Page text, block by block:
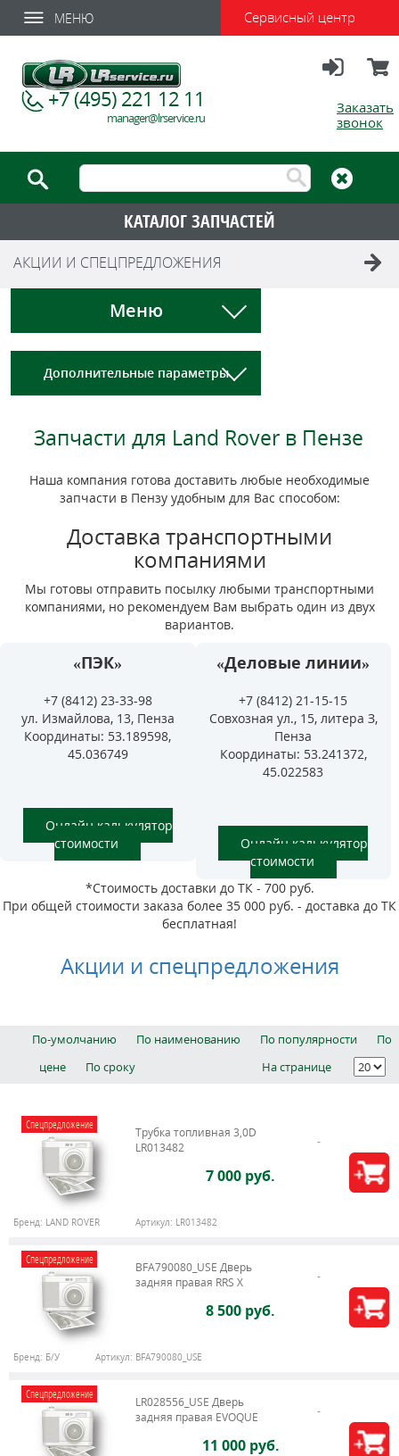
МЕНЮ Сервисный центр
Заказать
звонок
+7 (495) 221 12 11
manager@lrservice.ru
КАТАЛОГ ЗАПЧАСТЕЙ
АКЦИИ И СПЕЦПРЕДЛОЖЕНИЯ
Меню
Дополнительные параметры
Запчасти для Land Rover в Пензе
Наша компания готова доставить любые необходимые
запчасти в Пензу удобным для Вас способом:
Доставка транспортными
компаниями
Мы готовы отправить посылку любыми транспортными
компаниями, но рекомендуем Вам выбрать один из двух
вариантов.
«ПЭК»
+7 (8412) 23-33-98
ул. Измайлова, 13, Пенза
Координаты: 53.189598,
45.036749
Онлайн калькулятор
стоимости
«Деловые линии»
+7 (8412) 21-15-15
Совхозная ул., 15, литера З,
Пенза
Координаты: 53.241372,
45.022583
Онлайн калькулятор
стоимости
*Стоимость доставки до ТК - 700 руб.
При общей стоимости заказа более 35 000 руб. - доставка до ТК
бесплатная!
Акции и спецпредложения
По-умолчанию По наименованию По популярности
По
цене
По сроку На странице
Спецпредложение
Трубка топливная 3,0D
LR013482
7 000 руб.
Бренд: LAND ROVER Артикул: LR013482
Спецпредложение
BFA790080_USE Дверь
задняя правая RRS X
8 500 руб.
Бренд: Б/У Артикул: BFA790080_USE
Спецпредложение
LR028556_USE Дверь
задняя правая EVOQUE
11 000 руб.